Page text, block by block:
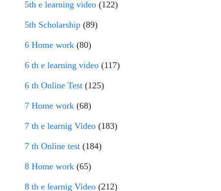
5th e learning video (122)
5th Scholarship (89)
6 Home work (80)
6 th e learning video (117)
6 th Online Test (125)
7 Home work (68)
7 th e learnig Video (183)
7 th Online test (184)
8 Home work (65)
8 th e learnig Video (212)